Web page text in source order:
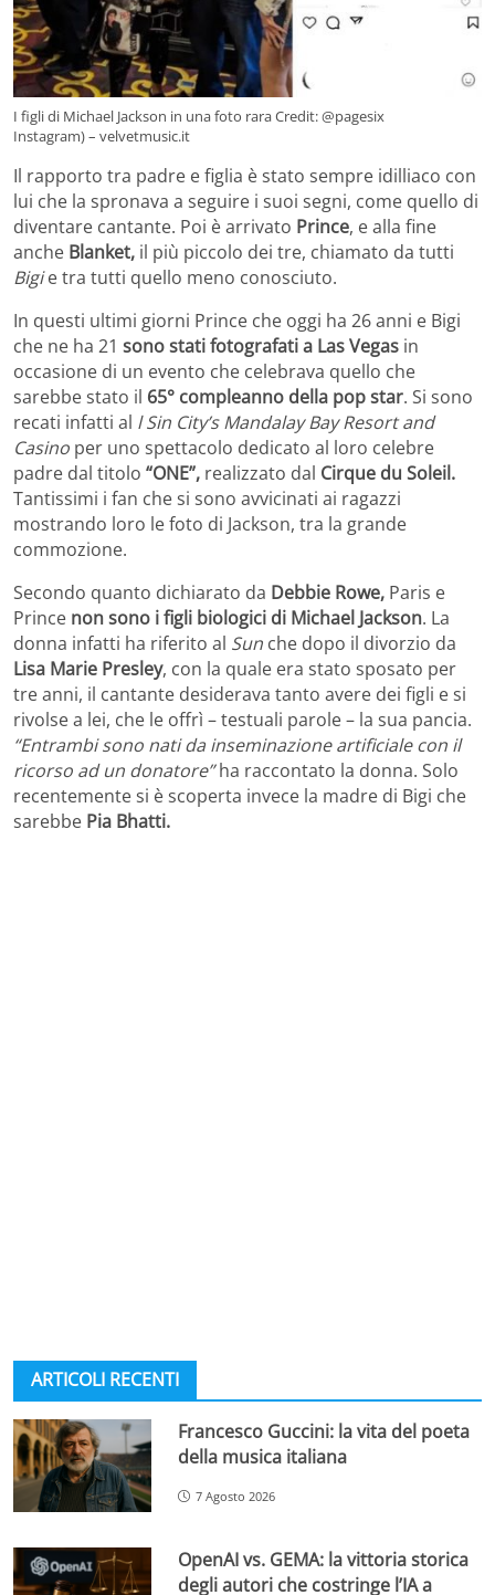
I figli di Michael Jackson in una foto rara Credit: @pagesix
Instagram) – velvetmusic.it
Il rapporto tra padre e figlia è stato sempre idilliaco con
lui che la spronava a seguire i suoi segni, come quello di
diventare cantante. Poi è arrivato Prince, e alla fine
anche Blanket, il più piccolo dei tre, chiamato da tutti
Bigie tra tutti quello meno conosciuto.
In questi ultimi giorni Prince che oggi ha 26 anni e Bigi
che ne ha 21 sono stati fotografati a Las Vegas in
occasione di un evento che celebrava quello che
sarebbe stato il 65° compleanno della pop star. Si sono
recati infatti al l Sin City’s Mandalay Bay Resort and
Casino per uno spettacolo dedicato al loro celebre
padre dal titolo “ONE”, realizzato dal Cirque du Soleil.
Tantissimi i fan che si sono avvicinati ai ragazzi
mostrando loro le foto di Jackson, tra la grande
commozione.
Secondo quanto dichiarato da Debbie Rowe, Paris e
Prince non sono i figli biologici di Michael Jackson. La
donna infatti ha riferito al Sun che dopo il divorzio da
Lisa Marie Presley, con la quale era stato sposato per
tre anni, il cantante desiderava tanto avere dei figli e si
rivolse a lei, che le offrì – testuali parole – la sua pancia.
“Entrambi sono nati da inseminazione artificiale con il
ricorso ad un donatore”ha raccontato la donna. Solo
recentemente si è scoperta invece la madre di Bigi che
sarebbe Pia Bhatti.
ARTICOLI RECENTI
Francesco Guccini: la vita del poeta
della musica italiana
7 Agosto 2026
OpenAI vs. GEMA: la vittoria storica
degli autori che costringe l’IA a